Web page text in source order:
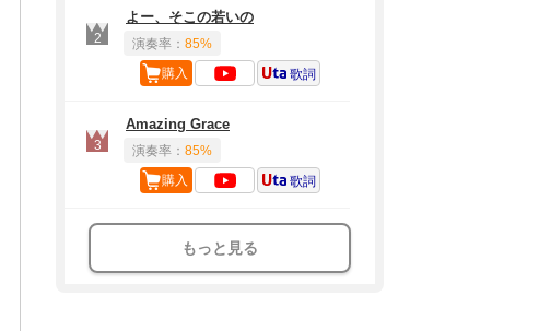
2
よー、そこの若いの
演奏率： 85%
購入 歌詞
3
Amazing Grace
演奏率： 85%
購入 歌詞
もっと見る